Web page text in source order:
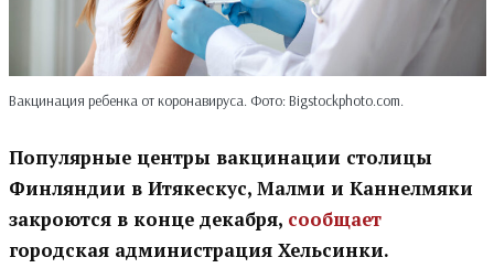
Вакцинация ребенка от коронавируса. Фото: Bigstockphoto.com.
Популярные центры вакцинации столицы
Финляндии в Итякескус, Малми и Каннелмяки
закроются в конце декабря, сообщает
городская администрация Хельсинки.